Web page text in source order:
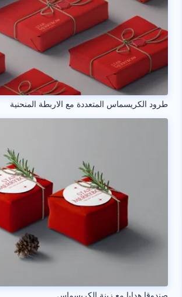
طرود الكريسماس المتعددة مع الاربطة المنحنية